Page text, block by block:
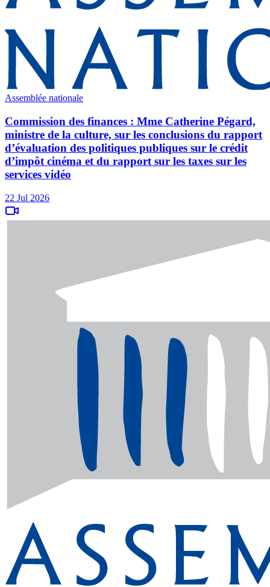
Assemblée nationale
Commission des finances : Mme Catherine Pégard,
ministre de la culture, sur les conclusions du rapport
d’évaluation des politiques publiques sur le crédit
d’impôt cinéma et du rapport sur les taxes sur les
services vidéo
22 Jul 2026